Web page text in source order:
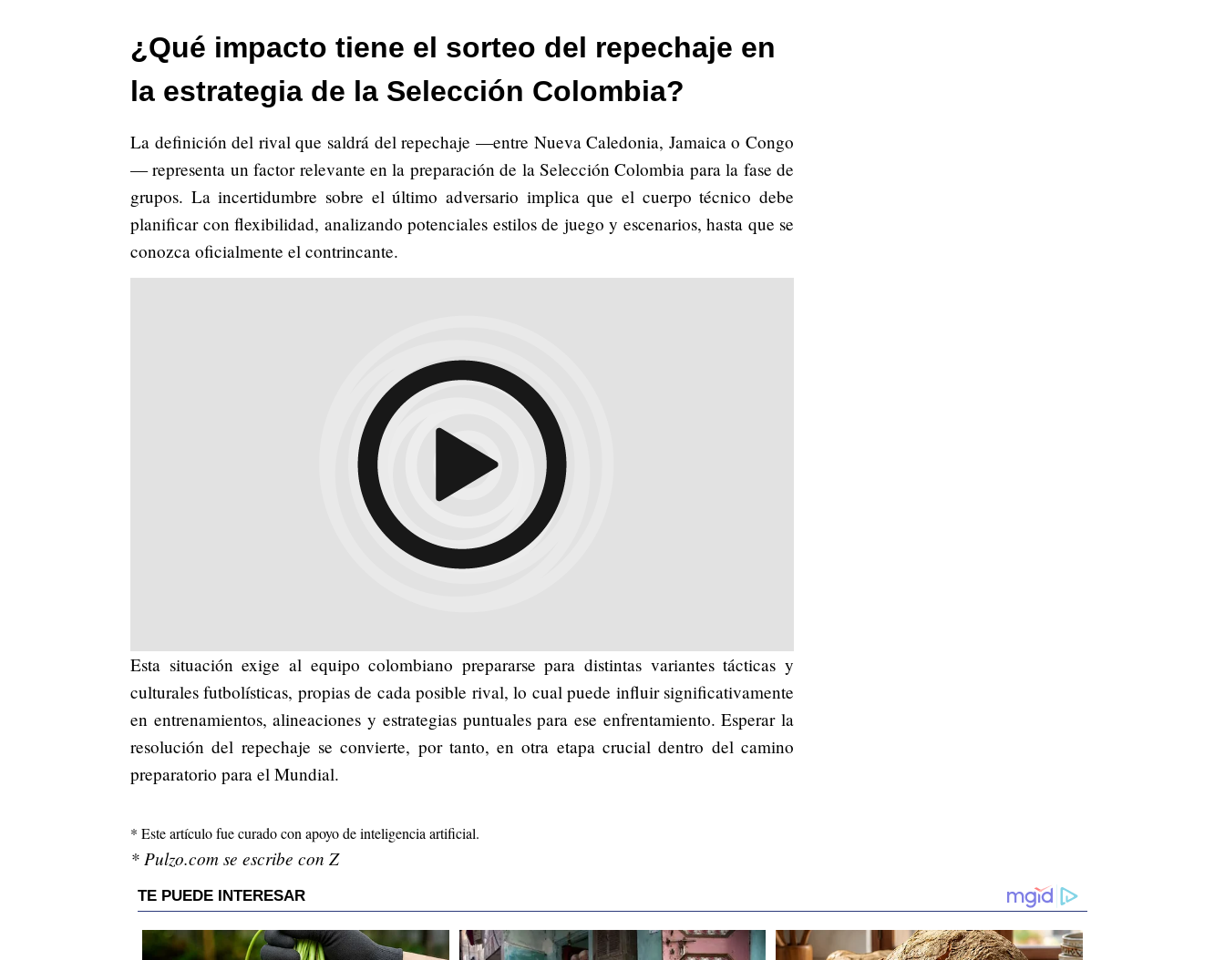
¿Qué impacto tiene el sorteo del repechaje en
la estrategia de la Selección Colombia?
La definición del rival que saldrá del repechaje —entre Nueva Caledonia, Jamaica o Congo
— representa un factor relevante en la preparación de la Selección Colombia para la fase de
grupos. La incertidumbre sobre el último adversario implica que el cuerpo técnico debe
planificar con flexibilidad, analizando potenciales estilos de juego y escenarios, hasta que se
conozca oficialmente el contrincante.
Esta situación exige al equipo colombiano prepararse para distintas variantes tácticas y
culturales futbolísticas, propias de cada posible rival, lo cual puede influir significativamente
en entrenamientos, alineaciones y estrategias puntuales para ese enfrentamiento. Esperar la
resolución del repechaje se convierte, por tanto, en otra etapa crucial dentro del camino
preparatorio para el Mundial.
* Este artículo fue curado con apoyo de inteligencia artificial.
* Pulzo.com se escribe con Z